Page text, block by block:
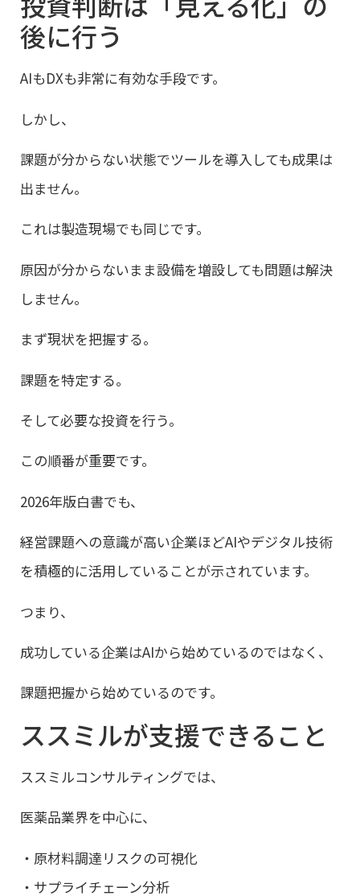
後に行う
AIもDXも非常に有効な手段です。
しかし、
課題が分からない状態でツールを導入しても成果は
出ません。
これは製造現場でも同じです。
原因が分からないまま設備を増設しても問題は解決
しません。
まず現状を把握する。
課題を特定する。
そして必要な投資を行う。
この順番が重要です。
2026年版白書でも、
経営課題への意識が高い企業ほどAIやデジタル技術
を積極的に活用していることが示されています。
つまり、
成功している企業はAIから始めているのではなく、
課題把握から始めているのです。
ススミルが支援できること
ススミルコンサルティングでは、
医薬品業界を中心に、
・原材料調達リスクの可視化
・サプライチェーン分析